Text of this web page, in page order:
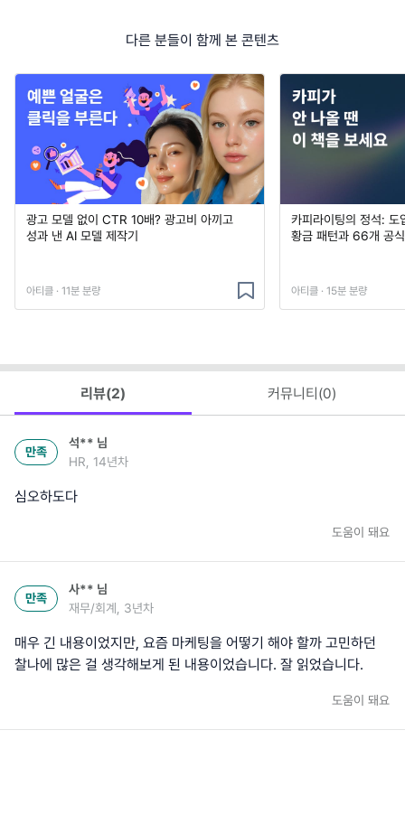
다른 분들이 함께 본 콘텐츠
광고 모델 없이 CTR 10배? 광고비 아끼고
성과 낸 AI 모델 제작기
아티클 · 11분 분량
카피라이팅의 정석: 도
황금 패턴과 66개 공식
아티클 · 15분 분량
리뷰(2) 커뮤니티(0)
만족
석** 님
HR, 14년차
심오하도다
도움이 돼요
만족
사** 님
재무/회계, 3년차
매우 긴 내용이었지만, 요즘 마케팅을 어떻기 해야 할까 고민하던
찰나에 많은 걸 생각해보게 된 내용이었습니다. 잘 읽었습니다.
도움이 돼요